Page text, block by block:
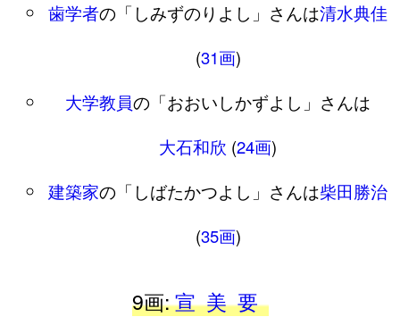
歯学者の「しみずのりよし」さんは清水典佳
(31画)
大学教員の「おおいしかずよし」さんは
大石和欣 (24画)
建築家の「しばたかつよし」さんは柴田勝治
(35画)
9画:宣 美 要